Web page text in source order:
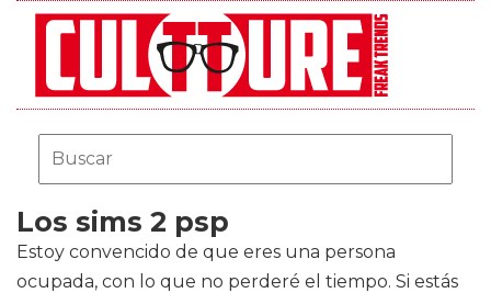
Los sims 2 psp
Estoy convencido de que eres una persona
ocupada, con lo que no perderé el tiempo. Si estás